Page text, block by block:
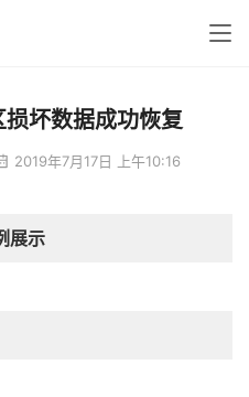
坏数据成功恢复
2019年7月17日 上午10:16
展示